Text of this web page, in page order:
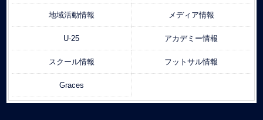
地域活動情報 メディア情報
U-25 アカデミー情報
スクール情報 フットサル情報
Graces